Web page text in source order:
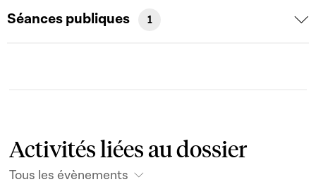
Séances publiques 1
Activités liées au dossier
Tous les évènements